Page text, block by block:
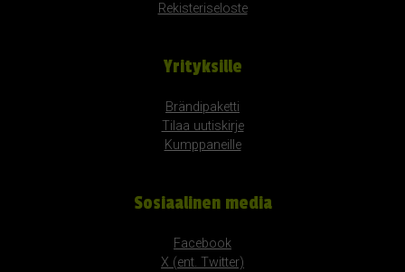
Rekisteriseloste
Yrityksille
Brändipaketti
Tilaa uutiskirje
Kumppaneille
Sosiaalinen media
Facebook
X (ent. Twitter)